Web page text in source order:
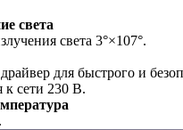
света
света 3°×107°.
для быстрого и
к сети 230 В.